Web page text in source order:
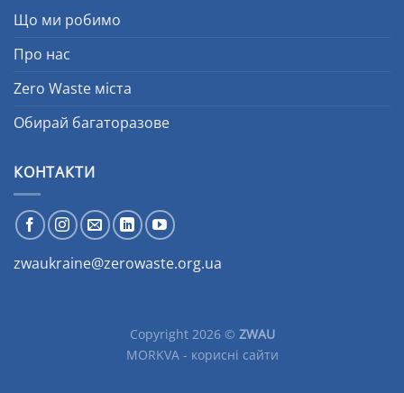
Що ми робимо
Про нас
Zero Waste міста
Обирай багаторазове
КОНТАКТИ
zwaukraine@zerowaste.org.ua
Copyright 2026 © ZWAU
MORKVA - корисні сайти